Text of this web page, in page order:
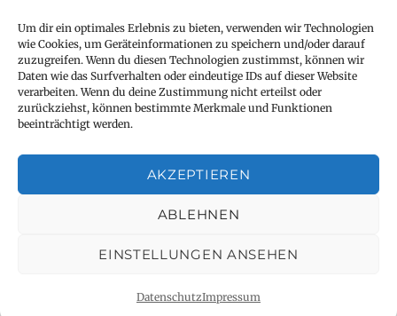
Um dir ein optimales Erlebnis zu bieten, verwenden wir Technologien
wie Cookies, um Geräteinformationen zu speichern und/oder darauf
zuzugreifen. Wenn du diesen Technologien zustimmst, können wir
Daten wie das Surfverhalten oder eindeutige IDs auf dieser Website
verarbeiten. Wenn du deine Zustimmung nicht erteilst oder
zurückziehst, können bestimmte Merkmale und Funktionen
beeinträchtigt werden.
AKZEPTIEREN
ABLEHNEN
EINSTELLUNGEN ANSEHEN
DatenschutzImpressum
Show mit Zauberei und Comedy
Kontakt Stephanie Amstadt